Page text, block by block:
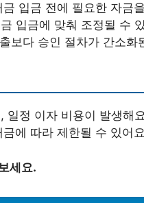
입금 전에 필요한 자금
입금에 맞춰 조정될 수
보다 승인 절차가 간소화
일정 이자 비용이 발생해
에 따라 제한될 수 있어
세요.